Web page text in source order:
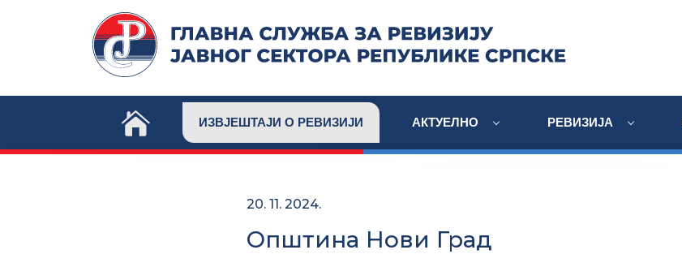
ИЗВЈЕШТАЈИ О РЕВИЗИЈИ АКТУЕЛНО РЕВИЗИЈА
20. 11. 2024.
Општина Нови Град